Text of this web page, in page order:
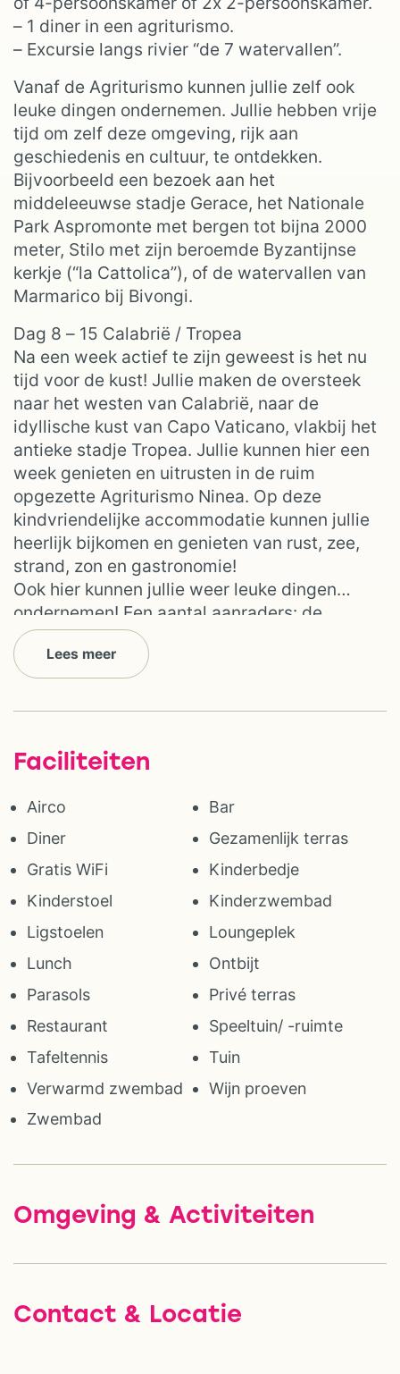
– 1 diner in een agriturismo.
– Excursie langs rivier “de 7 watervallen”.
Vanaf de Agriturismo kunnen jullie zelf ook
leuke dingen ondernemen. Jullie hebben vrije
tijd om zelf deze omgeving, rijk aan
geschiedenis en cultuur, te ontdekken.
Bijvoorbeeld een bezoek aan het
middeleeuwse stadje Gerace, het Nationale
Park Aspromonte met bergen tot bijna 2000
meter, Stilo met zijn beroemde Byzantijnse
kerkje (“la Cattolica”), of de watervallen van
Marmarico bij Bivongi.
Dag 8 – 15 Calabrië / Tropea
Na een week actief te zijn geweest is het nu
tijd voor de kust! Jullie maken de oversteek
naar het westen van Calabrië, naar de
idyllische kust van Capo Vaticano, vlakbij het
antieke stadje Tropea. Jullie kunnen hier een
week genieten en uitrusten in de ruim
opgezette Agriturismo Ninea. Op deze
kindvriendelijke accommodatie kunnen jullie
heerlijk bijkomen en genieten van rust, zee,
strand, zon en gastronomie!
Ook hier kunnen jullie weer leuke dingen
ondernemen! Een aantal aanraders: de
pittoreske plaats Pizzo, de prachtige
strandjes en baaien van Capo Vaticano,
Reggio Calabria en zijn museum met de
bronzen van Riace, een boot huren, het
volgen, een dagtocht naar de Eolische
eilanden.
Lees meer
Faciliteiten
Airco
Bar
Diner
Gezamenlijk terras
Gratis WiFi
Kinderbedje
Kinderstoel
Kinderzwembad
Ligstoelen
Loungeplek
Lunch
Ontbijt
Parasols
Privé terras
Restaurant
Speeltuin/ -ruimte
Tafeltennis
Tuin
Verwarmd zwembad
Wijn proeven
Zwembad
Omgeving & Activiteiten
Contact & Locatie